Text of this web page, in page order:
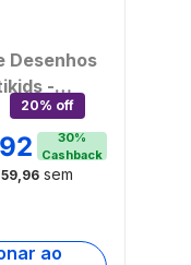
Desenhos
-
20% off
92 30%
Cashback
59,96 sem
ao